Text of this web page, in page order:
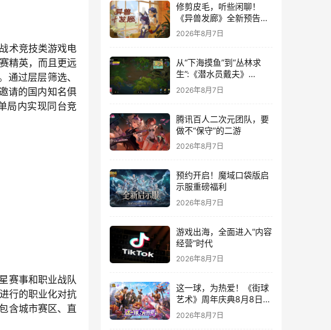
术竞技类游戏电
精英，而且更远
过层层筛选、
请的国内知名俱
局内实现同台竞
赛事和职业战队
行的职业化对抗
含城市赛区、直
修剪皮毛，听些闲聊！
《异兽发廊》全新预告与
Steam免费试玩公开
2026年8月7日
从“下海摸鱼”到“丛林求
生”:《潜水员戴夫》
DLC《丛林》移动端定档
8月14日
2026年8月7日
腾讯百人二次元团队，要
做不“保守”的二游
2026年8月7日
预约开启！魔域口袋版启
示服重磅福利
2026年8月7日
游戏出海，全面进入“内容
经营”时代
2026年8月7日
这一球，为热爱！《街球
艺术》周年庆典8月8日正
式上线，多重福利与全新
内容同步开启
2026年8月7日